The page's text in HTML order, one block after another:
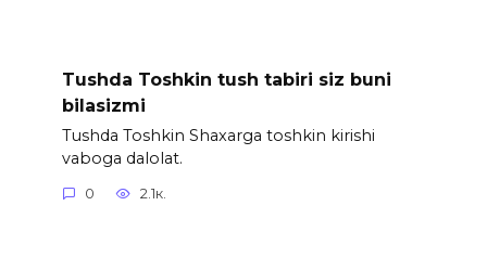
Tushda Toshkin tush tabiri siz buni
bilasizmi
Tushda Toshkin Shaxarga toshkin kirishi
vaboga dalolat.
0 2.1к.